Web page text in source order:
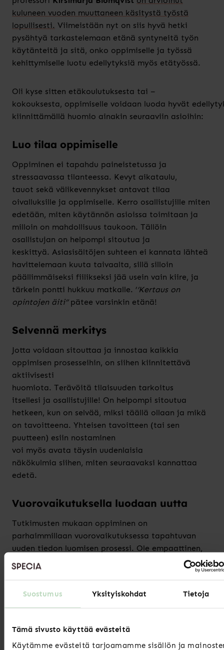
Suostumus Yksityiskohdat Tietoja
Tämä sivusto käyttää evästeitä
Käytämme evästeitä tarjoamamme sisällön ja
kuluneen vuoden muuttaneen käsitystä työstä
lopullisesti. Viimeistään nyt on siis hyvä hetki
pysähtyä tarkastelemaan etänä syntyneitä työn
käytänteitä ja sitä, onko oppimiselle ja työssä
kehittymiselle luotu edellytyksiä myös etätyössä.
Oli kyse sitten etäkoulutuksesta tai –
kokouksesta, oppimiselle voidaan luoda hyvät
kiinnittämällä huomio ainakin seuraaviin asioihin:
Luo tilaa oppimiselle
Oppiminen ei tapahdu paineistetussa ja
stressaavassa tilanteessa. Kevyt aikataulu,
tauot sekä välikevennykset antavat tilaa
oivalluksille ja oppimiselle. Kerro osallistujille miten
edetään, miten käytännön asioissa toimitaan ja
milloin on mahdollisuus taukoon. Tällöin
osallistujan on helpompi sitoutua ja
keskittyä. Asiasisältöjen suhteen ei kannata lähteä
havittelemaan kuuta taivaalta, sillä silloin
päällimmäiseksi fiilikseksi jää usein vain kiire, ja
tärkein pontti hukkuu matkalle. ’’Kertaus on
opintojen äiti’’pätee varsinkin etänä!
Selvennä merkitys
Jotta voidaan sitouttaa ja innostaa kaikkia
oppimisen prosesseihin, on siihen kiinnitettävä
aktiivisesti
huomiota. Terävöitä tilaisuuden tarkoitus
itsellesi ja osallistujille! On helpompi sitoutua
hetkeen, kun on selvää, miksi täällä ollaan ja mikä
on tavoitteena. Yhteisen tavoitteen (tai sen
puutteen) esiin nostaminen
voi myös avata täysin uudenlaisia
näkökulmia siihen, miten seuraavaksi kannattaa
edetä.
Vuorovaikutuksella luodaan uutta
Tutkimusten mukaan oppiminen on
parhaimmillaan vuorovaikutuksessa tapahtuvan
uuden tiedon luomisen prosessi. Ole empaattinen,
kuuntele tietoisesti ja keskity
vuorovaikutukseen
asioiden ääneen sanominenvoimotivoida
moniaosallistumaan aktiivisemmin.